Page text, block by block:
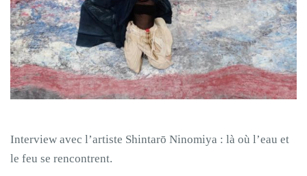
Interview avec l’artiste Shintarō Ninomiya : là où l’eau et
le feu se rencontrent.